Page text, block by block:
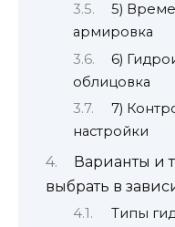
5)
армировка
6)
облицовка
7)
настройки
Варианты и
выбрать в
Типы